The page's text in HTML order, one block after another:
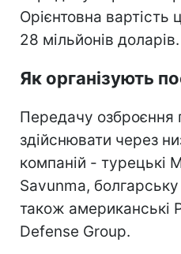
Орієнтовна вартість
28 мільйонів доларів.
Як організують
Передачу озброєння
здійснювати через
компаній - турецькі
Savunma,
також американські
Defense Group.